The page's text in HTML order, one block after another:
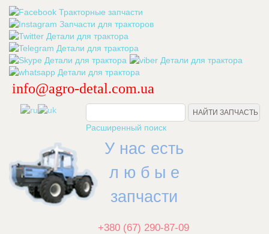
info@agro-detal.com.ua
Расширенный поиск
У нас есть
л ю б ы е
запчасти
+380 (67) 290-87-09